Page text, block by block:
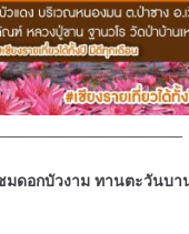
ดอกบัวงาม ทานตะวันบา